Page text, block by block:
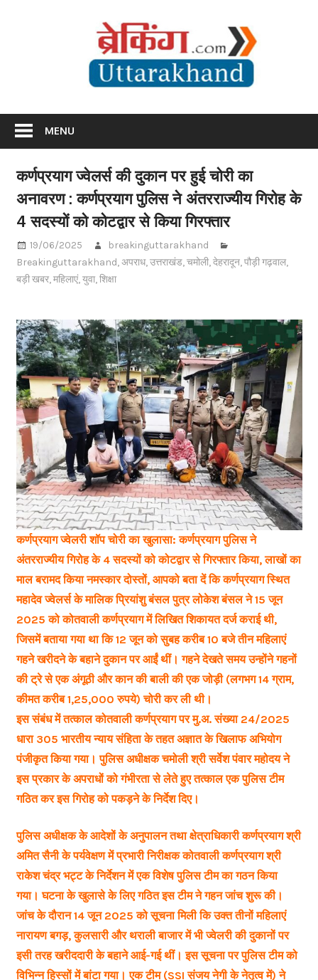
MENU
कर्णप्रयाग ज्वेलर्स की दुकान पर हुई चोरी का
अनावरण : कर्णप्रयाग पुलिस ने अंतरराज्यीय गिरोह के
4 सदस्यों को कोटद्वार से किया गिरफ्तार
19/06/2025
breakinguttarakhand
Breakinguttarakhand,अपराध,उत्तराखंड,चमोली,देहरादून,पौड़ी गढ़वाल,
बड़ी खबर,महिलाएं,युवा,शिक्षा
कर्णप्रयाग ज्वेलरी शॉप चोरी का खुलासा: कर्णप्रयाग पुलिस ने
अंतरराज्यीय गिरोह के 4 सदस्यों को कोटद्वार से गिरफ्तार किया, लाखों का
माल बरामद किया नमस्कार दोस्तों, आपको बता दें कि कर्णप्रयाग स्थित
महादेव ज्वेलर्स के मालिक प्रियांशु बंसल पुत्र लोकेश बंसल ने 15 जून
2025 को कोतवाली कर्णप्रयाग में लिखित शिकायत दर्ज कराई थी,
जिसमें बताया गया था कि 12 जून को सुबह करीब 10 बजे तीन महिलाएं
गहने खरीदने के बहाने दुकान पर आईं थीं। गहने देखते समय उन्होंने गहनों
की ट्रे से एक अंगूठी और कान की बाली की एक जोड़ी (लगभग 14 ग्राम,
कीमत करीब 1,25,000 रुपये) चोरी कर ली थी।
इस संबंध में तत्काल कोतवाली कर्णप्रयाग पर मु.अ. संख्या 24/2025
धारा 305 भारतीय न्याय संहिता के तहत अज्ञात के खिलाफ अभियोग
पंजीकृत किया गया। पुलिस अधीक्षक चमोली श्री सर्वेश पंवार महोदय ने
इस प्रकार के अपराधों को गंभीरता से लेते हुए तत्काल एक पुलिस टीम
गठित कर इस गिरोह को पकड़ने के निर्देश दिए।
पुलिस अधीक्षक के आदेशों के अनुपालन तथा क्षेत्राधिकारी कर्णप्रयाग श्री
अमित सैनी के पर्यवेक्षण में प्रभारी निरीक्षक कोतवाली कर्णप्रयाग श्री
राकेश चंद्र भट्ट के निर्देशन में एक विशेष पुलिस टीम का गठन किया
गया। घटना के खुलासे के लिए गठित इस टीम ने गहन जांच शुरू की।
जांच के दौरान 14 जून 2025 को सूचना मिली कि उक्त तीनों महिलाएं
नारायण बगड़, कुलसारी और थराली बाजार में भी ज्वेलरी की दुकानों पर
इसी तरह खरीददारी के बहाने आई-गई थीं। इस सूचना पर पुलिस टीम को
विभिन्न हिस्सों में बांटा गया। एक टीम (SSI संजय नेगी के नेतृत्व में) ने